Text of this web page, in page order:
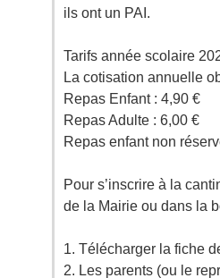
ils ont un PAI.
Tarifs année scolaire
La cotisation annuelle
Repas Enfant : 4,90 €
Repas Adulte : 6,00 €
Repas enfant non
Pour s’inscrire à la
de la Mairie ou dans la
1. Télécharger la fiche
2. Les parents (ou le